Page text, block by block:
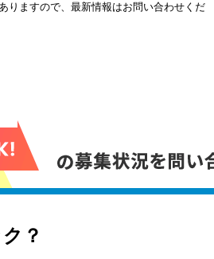
りますので、最新情報はお問い合わせくだ
？